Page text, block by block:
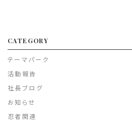
CATEGORY
テーマパーク
活動報告
社長ブログ
お知らせ
忍者関連